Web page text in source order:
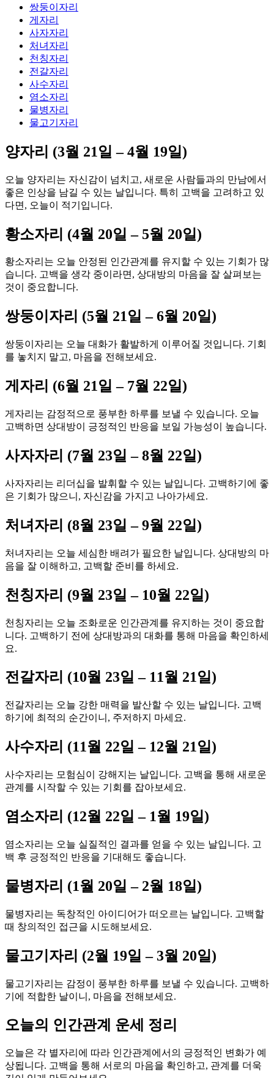
쌍둥이자리
게자리
사자자리
처녀자리
천칭자리
전갈자리
사수자리
염소자리
물병자리
물고기자리
양자리 (3월 21일 – 4월 19일)
오늘 양자리는 자신감이 넘치고, 새로운 사람들과의 만남에서
좋은 인상을 남길 수 있는 날입니다. 특히 고백을 고려하고 있
다면, 오늘이 적기입니다.
황소자리 (4월 20일 – 5월 20일)
황소자리는 오늘 안정된 인간관계를 유지할 수 있는 기회가 많
습니다. 고백을 생각 중이라면, 상대방의 마음을 잘 살펴보는
것이 중요합니다.
쌍둥이자리 (5월 21일 – 6월 20일)
쌍둥이자리는 오늘 대화가 활발하게 이루어질 것입니다. 기회
를 놓치지 말고, 마음을 전해보세요.
게자리 (6월 21일 – 7월 22일)
게자리는 감정적으로 풍부한 하루를 보낼 수 있습니다. 오늘
고백하면 상대방이 긍정적인 반응을 보일 가능성이 높습니다.
사자자리 (7월 23일 – 8월 22일)
사자자리는 리더십을 발휘할 수 있는 날입니다. 고백하기에 좋
은 기회가 많으니, 자신감을 가지고 나아가세요.
처녀자리 (8월 23일 – 9월 22일)
처녀자리는 오늘 세심한 배려가 필요한 날입니다. 상대방의 마
음을 잘 이해하고, 고백할 준비를 하세요.
천칭자리 (9월 23일 – 10월 22일)
천칭자리는 오늘 조화로운 인간관계를 유지하는 것이 중요합
니다. 고백하기 전에 상대방과의 대화를 통해 마음을 확인하세
요.
전갈자리 (10월 23일 – 11월 21일)
전갈자리는 오늘 강한 매력을 발산할 수 있는 날입니다. 고백
하기에 최적의 순간이니, 주저하지 마세요.
사수자리 (11월 22일 – 12월 21일)
사수자리는 모험심이 강해지는 날입니다. 고백을 통해 새로운
관계를 시작할 수 있는 기회를 잡아보세요.
염소자리 (12월 22일 – 1월 19일)
염소자리는 오늘 실질적인 결과를 얻을 수 있는 날입니다. 고
백 후 긍정적인 반응을 기대해도 좋습니다.
물병자리 (1월 20일 – 2월 18일)
물병자리는 독창적인 아이디어가 떠오르는 날입니다. 고백할
때 창의적인 접근을 시도해보세요.
물고기자리 (2월 19일 – 3월 20일)
물고기자리는 감정이 풍부한 하루를 보낼 수 있습니다. 고백하
기에 적합한 날이니, 마음을 전해보세요.
오늘의 인간관계 운세 정리
오늘은 각 별자리에 따라 인간관계에서의 긍정적인 변화가 예
상됩니다. 고백을 통해 서로의 마음을 확인하고, 관계를 더욱